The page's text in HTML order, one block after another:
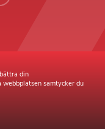
din
samtycker du